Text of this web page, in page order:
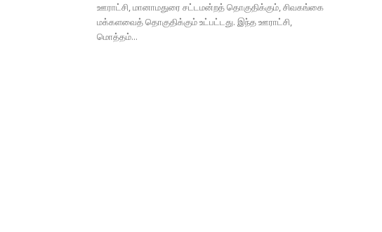
ஊராட்சி, மானாமதுரை சட்டமன்றத் தொகுதிக்கும், சிவகங்கை
மக்களவைத் தொகுதிக்கும் உட்பட்டது. இந்த ஊராட்சி,
மொத்தம்...